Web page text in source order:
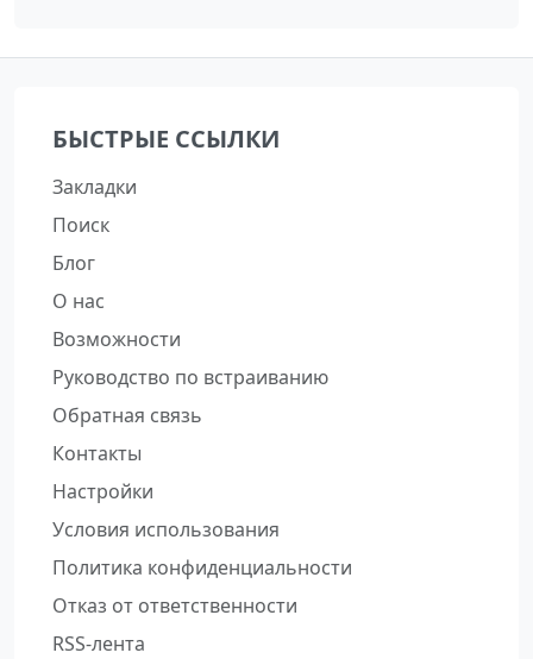
БЫСТРЫЕ ССЫЛКИ
Закладки
Поиск
Блог
О нас
Возможности
Руководство по встраиванию
Обратная связь
Контакты
Настройки
Условия использования
Политика конфиденциальности
Отказ от ответственности
RSS-лента